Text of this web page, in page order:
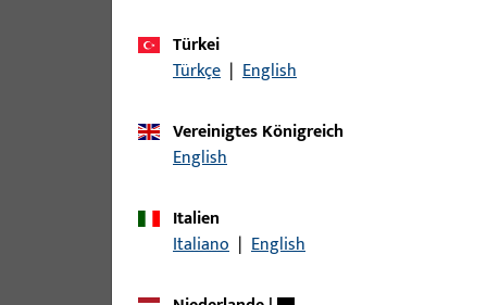
Türkei
Türkçe | English
Vereinigtes Königreich
English
Italien
Italiano | English